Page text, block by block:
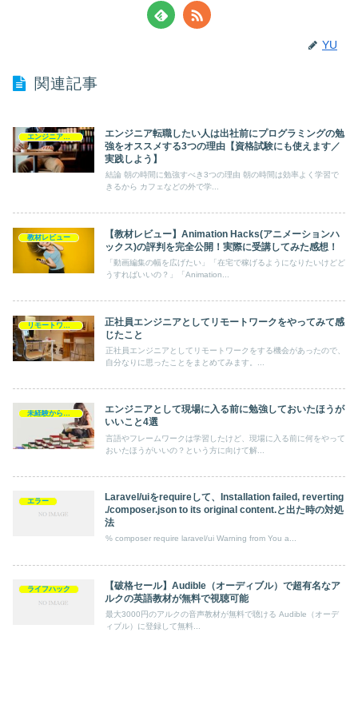
YU
関連記事
エンジニア転職
エンジニア転職したい人は出社前にプログラミングの勉
強をオススメする3つの理由【資格試験にも使えます／
実践しよう】
結論 朝の時間に勉強すべき3つの理由 朝の時間は効率よく学習で
きるから カフェなどの外で学...
教材レビュー
【教材レビュー】Animation Hacks(アニメーションハ
ックス)の評判を完全公開！実際に受講してみた感想！
「動画編集の幅を広げたい」「在宅で稼げるようになりたいけどど
うすればいいの？」「Animation...
正社員エンジニアとしてリモートワークをやってみて感
じたこと
正社員エンジニアとしてリモートワークをする機会があったので、
自分なりに思ったことをまとめてみます。...
エンジニアとして現場に入る前に勉強しておいたほうが
いいこと4選
言語やフレームワークは学習したけど、現場に入る前に何をやって
おいたほうがいいの？という方に向けて解...
エラー
Laravel/uiをrequireして、Installation failed, reverting
./composer.json to its original content.と出た時の対処
法
% composer require laravel/ui Warning from You a...
ライフハック
【破格セール】Audible（オーディブル）で超有名なア
ルクの英語教材が無料で視聴可能
最大3000円のアルクの音声教材が無料で聴ける Audible（オーデ
ィブル）に登録して無料...